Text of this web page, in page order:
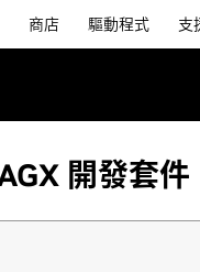
商店 驅動程式 支
開發套